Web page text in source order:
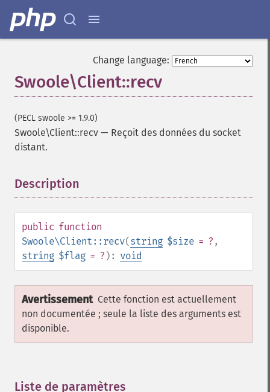
Change language:
Swoole\Client::recv
(PECL swoole >= 1.9.0)
Swoole\Client::recv — Reçoit des données du socket
distant.
Description
public function
Swoole\Client::recv(string $size = ? ,
string $flag = ? ): void
Avertissement Cette fonction est actuellement
non documentée ; seule la liste des arguments est
disponible.
Liste de paramètres